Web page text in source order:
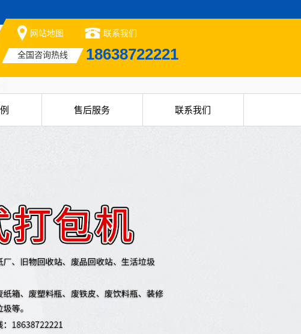
网站地图 联系我们
全国咨询热线 18638722221
售后服务 联系我们